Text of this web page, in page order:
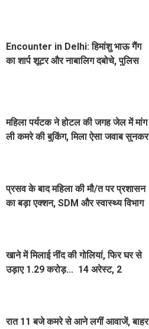
Encounter in Delhi: हिमांशु भाऊ गैंग
का शार्प शूटर और नाबालिग दबोचे, पुलिस
महिला पर्यटक ने होटल की जगह जेल में मांग
ली कमरे की बुकिंग, मिला ऐसा जवाब सुनकर
प्रसव के बाद महिला की मौ/त पर प्रशासन
का बड़ा एक्शन, SDM और स्वास्थ्य विभाग
खाने में मिलाई नींद की गोलियां, फिर घर से
उड़ाए 1.29 करोड़... 14 अरेस्ट, 2
रात 11 बजे कमरे से आने लगीं आवाजें, बाहर